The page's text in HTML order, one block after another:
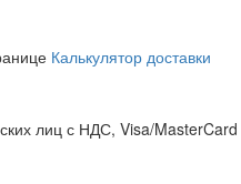
Калькулятор доставки
лиц с НДС, Visa/MasterCard